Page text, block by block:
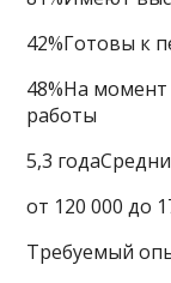
42%Готовы к
48%На
работы
5,3
от 120 000 до
Требуемый